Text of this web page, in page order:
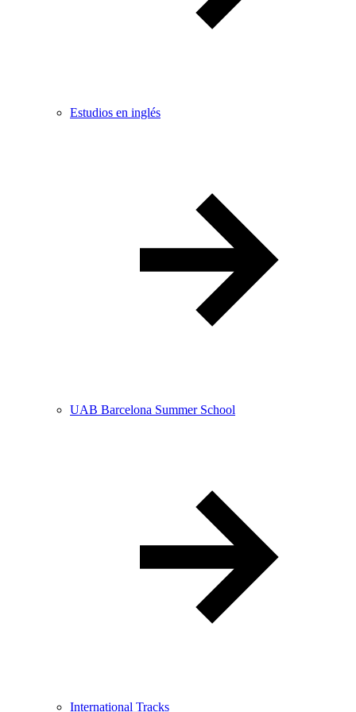
Estudios en inglés
UAB Barcelona Summer School
International Tracks